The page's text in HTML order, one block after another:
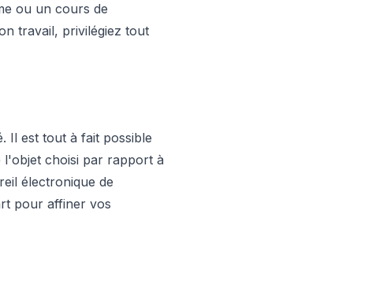
ou un cours de
travail, privilégiez tout
Il est tout à fait possible
l'objet choisi par rapport à
électronique de
pour affiner vos